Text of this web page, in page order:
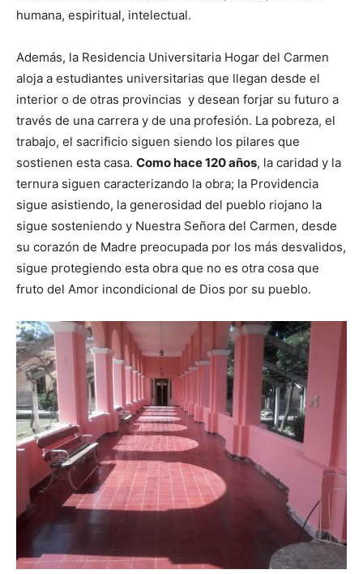
humana, espiritual, intelectual.
Además, la Residencia Universitaria Hogar del Carmen
aloja a estudiantes universitarias que llegan desde el
interior o de otras provincias y desean forjar su futuro a
través de una carrera y de una profesión. La pobreza, el
trabajo, el sacrificio siguen siendo los pilares que
sostienen esta casa. Como hace 120 años, la caridad y la
ternura siguen caracterizando la obra; la Providencia
sigue asistiendo, la generosidad del pueblo riojano la
sigue sosteniendo y Nuestra Señora del Carmen, desde
su corazón de Madre preocupada por los más desvalidos,
sigue protegiendo esta obra que no es otra cosa que
fruto del Amor incondicional de Dios por su pueblo.